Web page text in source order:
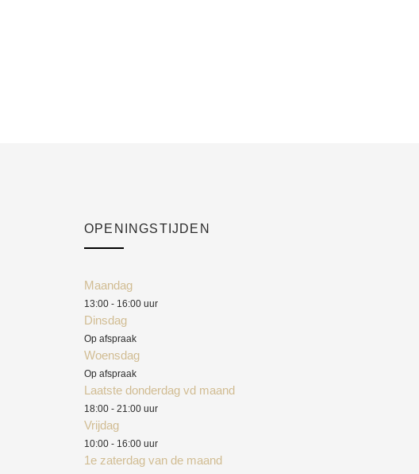
OPENINGSTIJDEN
Maandag
13:00 - 16:00 uur
Dinsdag
Op afspraak
Woensdag
Op afspraak
Laatste donderdag vd maand
18:00 - 21:00 uur
Vrijdag
10:00 - 16:00 uur
1e zaterdag van de maand